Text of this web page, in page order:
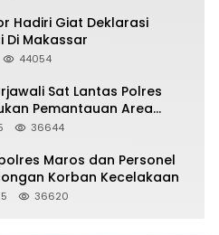
Hadiri Giat Deklarasi
Di Makassar
44054
Sat Lantas Polres
Pemantauan Area
36644
Maros dan Personel
Korban Kecelakaan
36620